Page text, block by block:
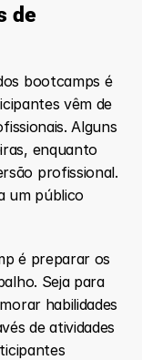
de
bootcamps é
vêm de
Alguns
enquanto
profissional.
um público
é preparar os
Seja para
habilidades
de atividades